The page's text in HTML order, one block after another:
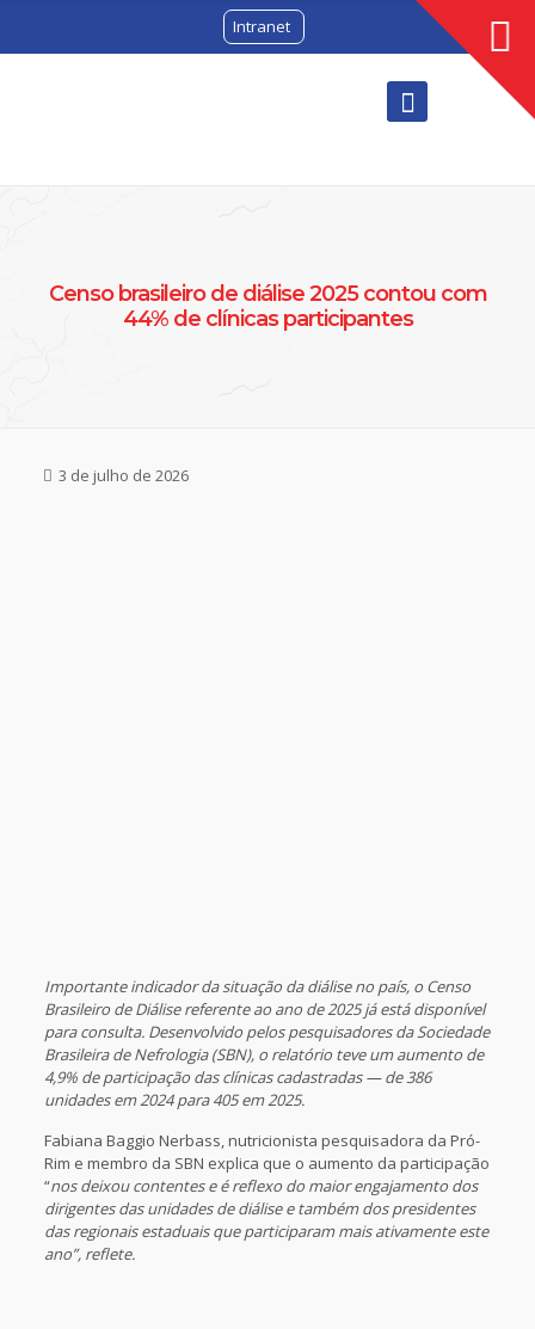
Intranet
Censo brasileiro de diálise 2025 contou com
44% de clínicas participantes
3 de julho de 2026
Importante indicador da situação da diálise no país, o Censo
Brasileiro de Diálise referente ao ano de 2025 já está disponível
para consulta. Desenvolvido pelos pesquisadores da Sociedade
Brasileira de Nefrologia (SBN), o relatório teve um aumento de
4,9% de participação das clínicas cadastradas — de 386
unidades em 2024 para 405 em 2025.
Fabiana Baggio Nerbass, nutricionista pesquisadora da Pró-
Rim e membro da SBN explica que o aumento da participação
“nos deixou contentes e é reflexo do maior engajamento dos
dirigentes das unidades de diálise e também dos presidentes
das regionais estaduais que participaram mais ativamente este
ano”, reflete.